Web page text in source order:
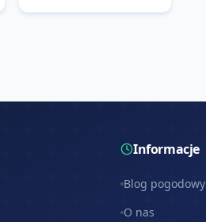
Informacje
Blog pogodowy
O nas